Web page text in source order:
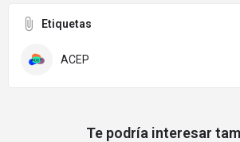
Etiquetas
ACEP
Te podría interesar